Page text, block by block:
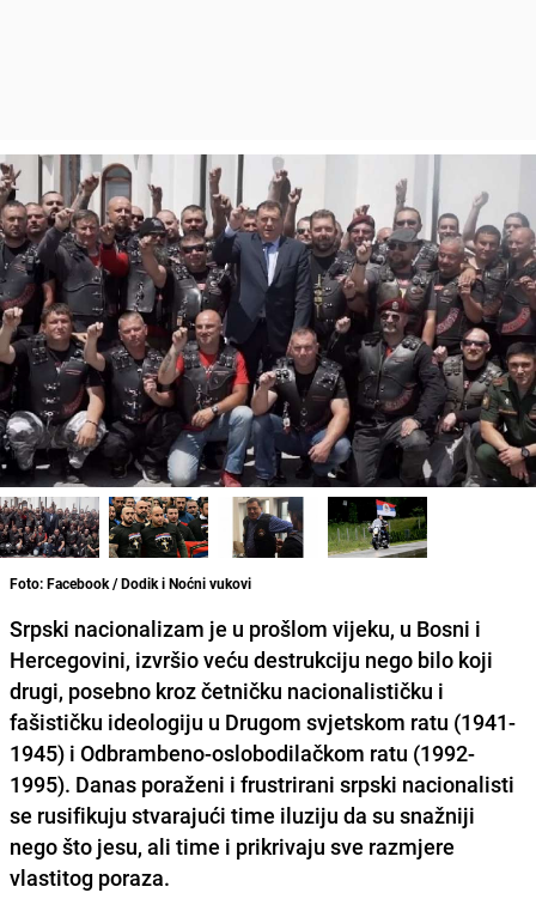
Foto: Facebook / Dodik i Noćni vukovi
Srpski nacionalizam je u prošlom vijeku, u Bosni i
Hercegovini, izvršio veću destrukciju nego bilo koji
drugi, posebno krozčetničku nacionalističku i
fašističku ideologiju u Drugom svjetskom ratu (1941-
1945) i Odbrambeno-oslobodilačkom ratu (1992-
1995). Danas poraženi i frustrirani srpski nacionalisti
se rusifikuju stvarajući time iluziju da su snažniji
nego što jesu, ali time i prikrivaju sve razmjere
vlastitog poraza.